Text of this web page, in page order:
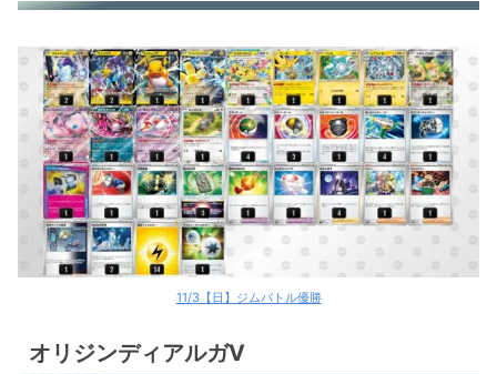
11/3【日】ジムバトル優勝
オリジンディアルガV